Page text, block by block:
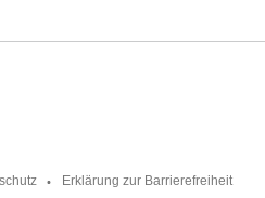
Erklärung zur Barrierefreiheit